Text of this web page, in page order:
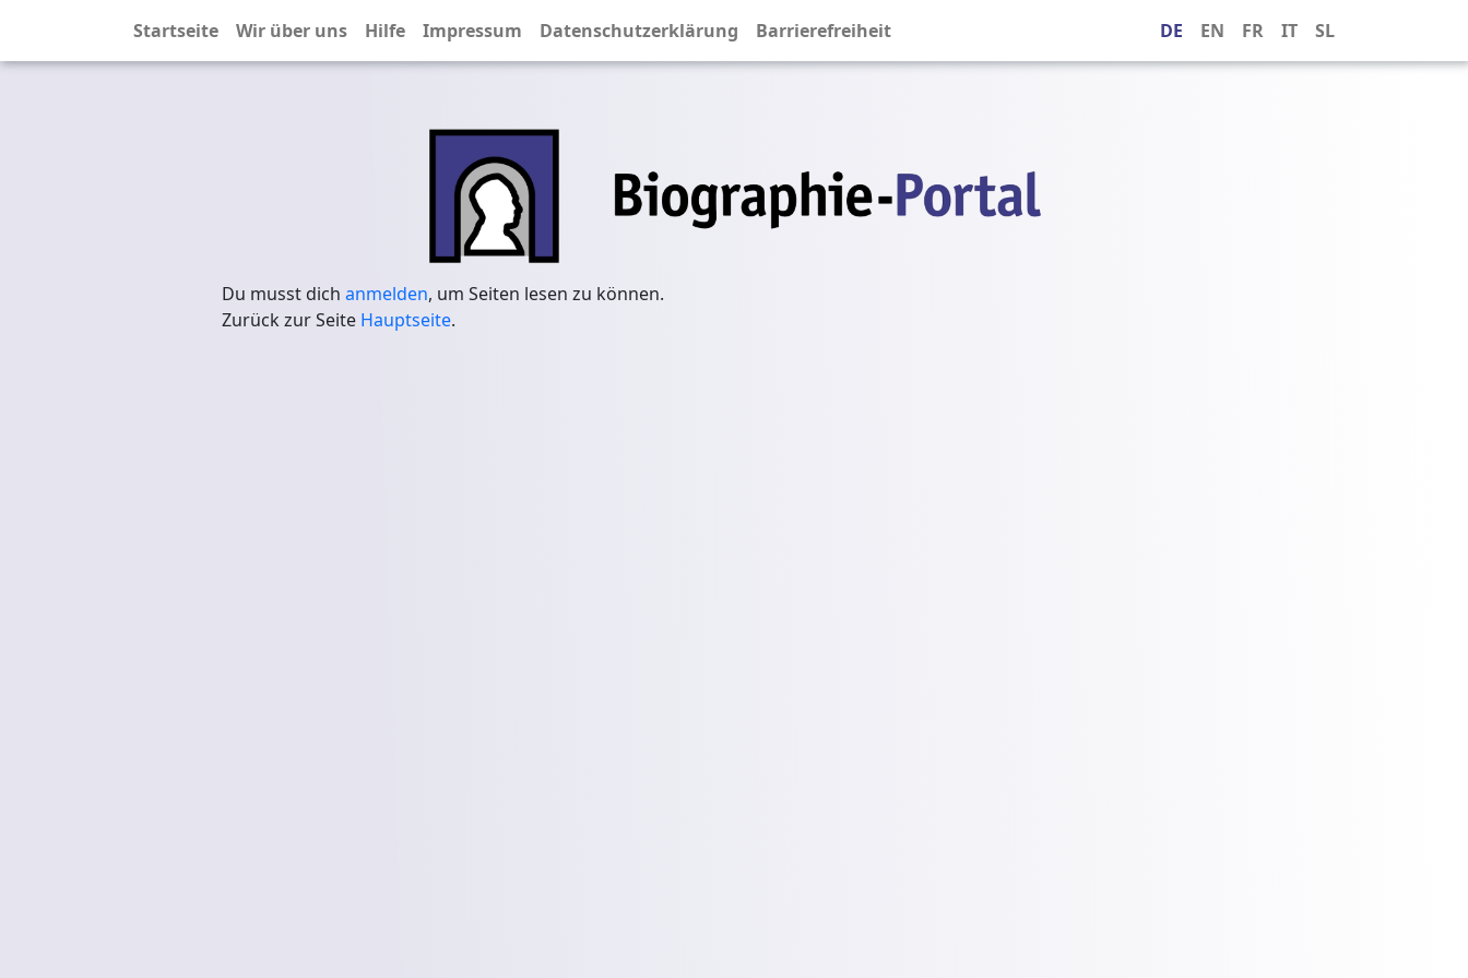
Startseite Wir über uns Hilfe Impressum Datenschutzerklärung Barrierefreiheit DE EN FR IT SL
Du musst dich anmelden, um Seiten lesen zu können.
Zurück zur Seite Hauptseite.